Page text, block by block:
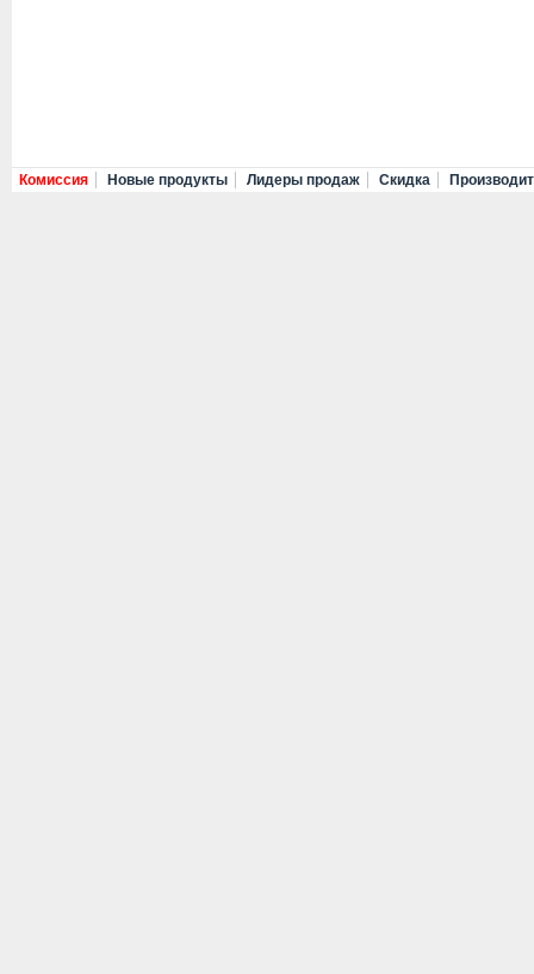
Комиссия Новые продукты Лидеры продаж Скидка